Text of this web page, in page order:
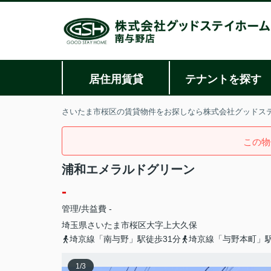
居住用賃貸 テナントを探す
さいたま市桜区の賃貸物件をお探しなら株式会社グッドス
この
浦和エメラルドグリーン
-
管理/共益費 -
埼玉県さいたま市桜区大字上大久保
埼京線「南与野」駅徒歩31分
埼京線「与野本町」
1/3